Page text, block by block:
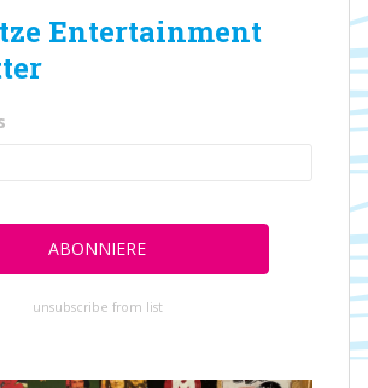
Entertainment
unsubscribe from list